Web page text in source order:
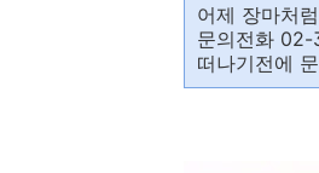
어제 장마처
문의전화
떠나기전에